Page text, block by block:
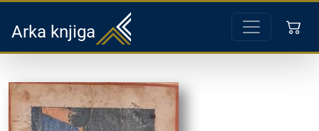
Arka knjiga